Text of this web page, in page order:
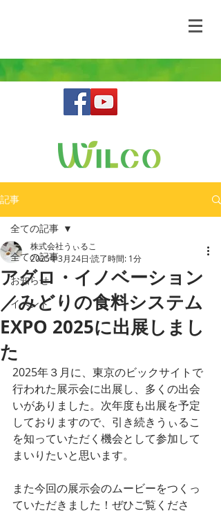
記事
全ての記事
お知らせ
イベント
全ての記事
アグロ・イノベーション
／みどりの食料システム
EXPO 2025に出展しまし
た
株式会社うぃるこ
2025年3月24日 読了時間: 1分
2025年３月に、東京のビックサイトで
行われた展示会に出展し、多くの出会
いがありました。次年度も出展を予定
しておりますので、引き続きうぃるこ
を知っていただく機会として参加して
まいりたいと思います。
また今回の展示会のムービーをつくっ
ていただきました！ぜひご覧くださ